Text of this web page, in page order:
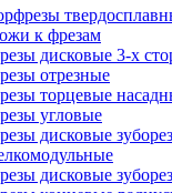
к фрезам
дисковые 3-х
отрезные
торцевые
угловые
дисковые
дисковые